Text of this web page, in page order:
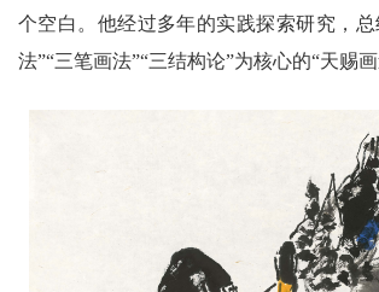
个空白。他经过多年的实践探索研究，总
法”“三笔画法”“三结构论”为核心的“天赐画